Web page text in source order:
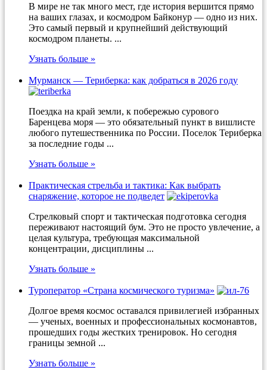
В мире не так много мест, где история вершится прямо
на ваших глазах, и космодром Байконур — одно из них.
Это самый первый и крупнейший действующий
космодром планеты. ...
Узнать больше »
Мурманск — Териберка: как добраться в 2026 году
Поездка на край земли, к побережью сурового
Баренцева моря — это обязательный пункт в вишлисте
любого путешественника по России. Поселок Териберка
за последние годы ...
Узнать больше »
Практическая стрельба и тактика: Как выбрать
снаряжение, которое не подведет
Стрелковый спорт и тактическая подготовка сегодня
переживают настоящий бум. Это не просто увлечение, а
целая культура, требующая максимальной
концентрации, дисциплины ...
Узнать больше »
Туроператор «Страна космического туризма»
Долгое время космос оставался привилегией избранных
— ученых, военных и профессиональных космонавтов,
прошедших годы жестких тренировок. Но сегодня
границы земной ...
Узнать больше »